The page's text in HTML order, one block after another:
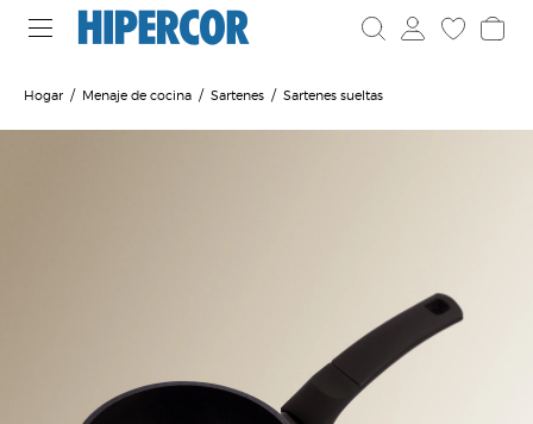
Hogar Menaje de cocina Sartenes Sartenes sueltas